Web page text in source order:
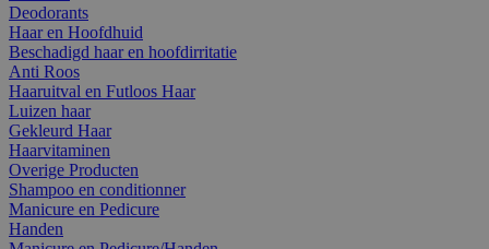
Deodorants
Haar en Hoofdhuid
Beschadigd haar en hoofdirritatie
Anti Roos
Haaruitval en Futloos Haar
Luizen haar
Gekleurd Haar
Haarvitaminen
Overige Producten
Shampoo en conditionner
Manicure en Pedicure
Handen